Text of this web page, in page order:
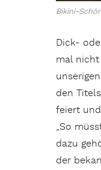
Bikini-
Dick-
mal
den
feiert
„So
dazu
der